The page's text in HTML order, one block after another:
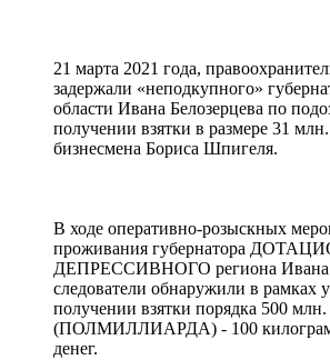
21 марта 2021 года,
задержали «неподкупного»
области Ивана Белозерцева по
получении взятки в размере 31
бизнесмена Бориса Шпигеля.
В ходе оперативно-розыскных
проживания губернатора
ДЕПРЕССИВНОГО региона Ивана
следователи обнаружили в рамках
получении взятки порядка 500 млн.
(ПОЛМИЛЛИАРДА) - 100
денег.